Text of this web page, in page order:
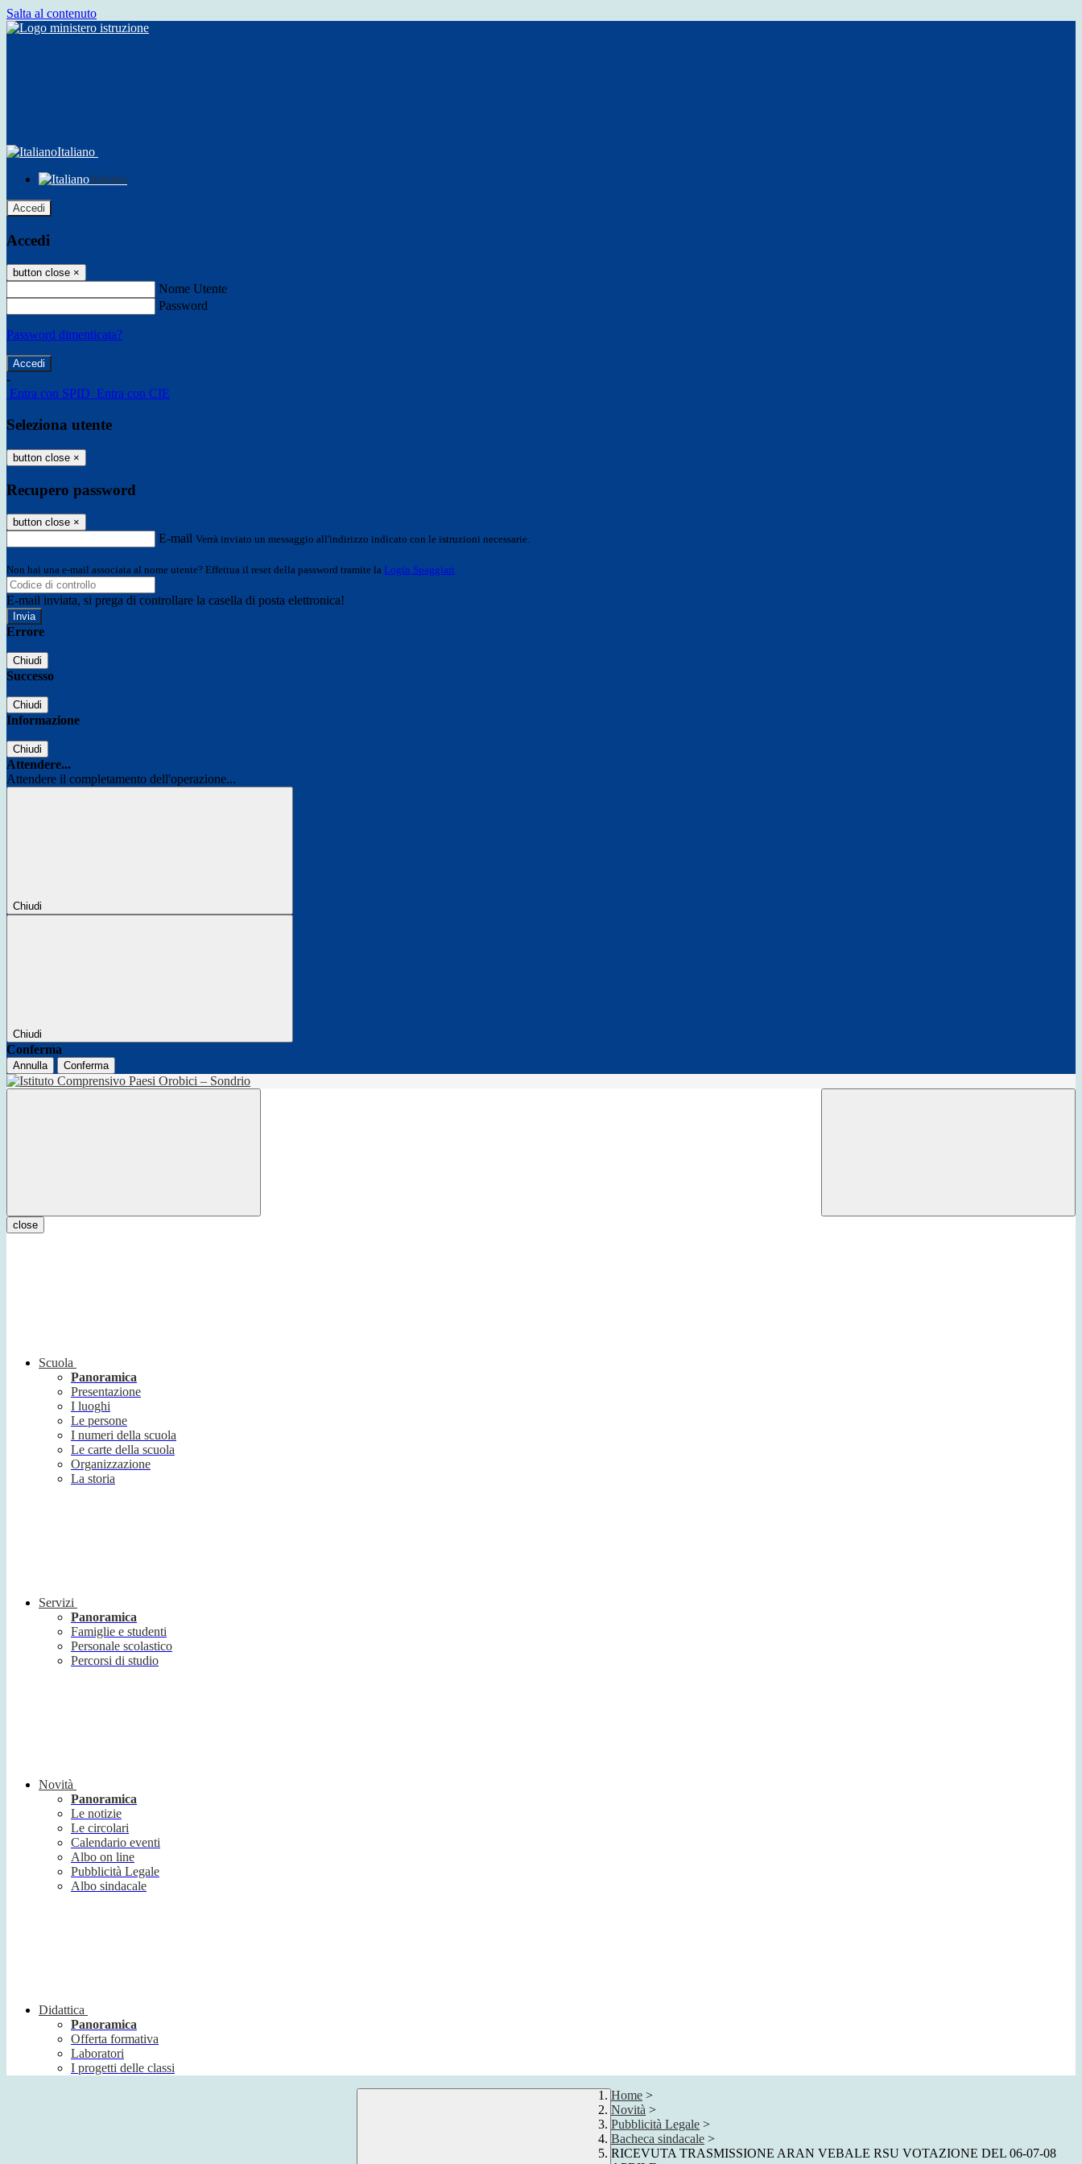
Salta al contenuto
Italiano
Italiano
Accedi
Accedi
button close ×
Nome Utente
Password
Password dimenticata?
-
Entra con SPID Entra con CIE
Seleziona utente
button close ×
Recupero password
button close ×
E-mail Verrà inviato un messaggio all'indirizzo indicato con le istruzioni necessarie.
Non hai una e-mail associata al nome utente? Effettua il reset della password tramite la Login Spaggiari
E-mail inviata, si prega di controllare la casella di posta elettronica!
Errore
Chiudi
Successo
Chiudi
Informazione
Chiudi
Attendere...
Attendere il completamento dell'operazione...
Chiudi
Chiudi
Conferma
Annulla Conferma
close
Scuola
Panoramica
Presentazione
I luoghi
Le persone
I numeri della scuola
Le carte della scuola
Organizzazione
La storia
Servizi
Panoramica
Famiglie e studenti
Personale scolastico
Percorsi di studio
Novità
Panoramica
Le notizie
Le circolari
Calendario eventi
Albo on line
Pubblicità Legale
Albo sindacale
Didattica
Panoramica
Offerta formativa
Laboratori
I progetti delle classi
Home >
Novità >
Pubblicità Legale >
Bacheca sindacale >
RICEVUTA TRASMISSIONE ARAN VEBALE RSU VOTAZIONE DEL 06-07-08